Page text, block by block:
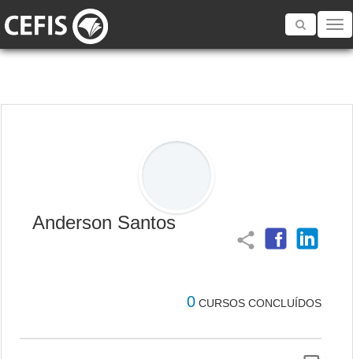
Toggle
Anderson Santos
share
0 CURSOS CONCLUÍDOS